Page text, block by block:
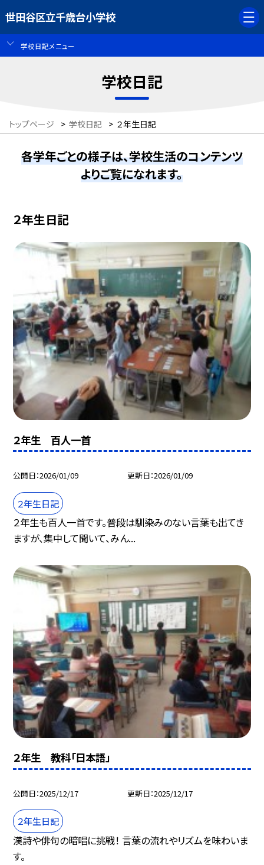
世田谷区立千歳台小学校
学校日記メニュー
学校日記
トップページ > 学校日記 > ２年生日記
各学年ごとの様子は、学校生活のコンテンツ
よりご覧になれます。
２年生日記
２年生 百人一首
公開日 2026/01/09 更新日 2026/01/09
２年生日記
２年生も百人一首です。普段は馴染みのない言葉も出てき
ますが、集中して聞いて、みん...
２年生 教科「日本語」
公開日 2025/12/17 更新日 2025/12/17
２年生日記
漢詩や俳句の暗唱に挑戦！ 言葉の流れやリズムを味わいま
す。